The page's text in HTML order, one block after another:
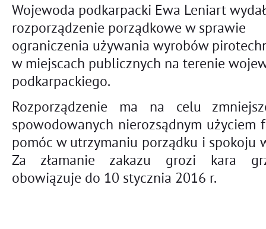
Wojewoda podkarpacki Ewa Leniart
rozporządzenie porządkowe w sprawie
ograniczenia używania wyrobów
w miejscach publicznych na terenie
podkarpackiego.
Rozporządzenie ma na celu
spowodowanych nierozsądnym użyciem
pomóc w utrzymaniu porządku i spokoju
Za złamanie zakazu grozi kara
obowiązuje do 10 stycznia 2016 r.